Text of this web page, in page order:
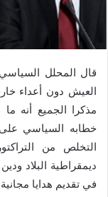
قال المحلل
العيش دون أعداء
خطابه السياسي على
التخلص من
ديمقراطية البلاد
في تقديم هدايا